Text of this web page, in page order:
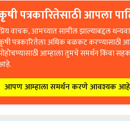
पत्रकारितेसाठी आपला
वाचक, आमच्यात सामील झाल्याबद्दल
पत्रकारितेला अधिक बळकट करण्यासाठी
आम्हाला तुमचे समर्थन किंवा
आपण आम्हाला समर्थन करणे आवश्यक